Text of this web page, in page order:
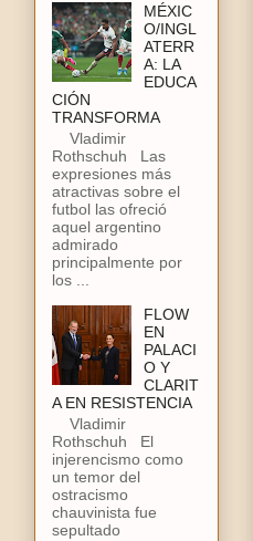
MÉXIC
O/INGL
ATERR
A: LA
EDUCA
CIÓN
TRANSFORMA
Vladimir
Rothschuh Las
expresiones más
atractivas sobre el
futbol las ofreció
aquel argentino
admirado
principalmente por
los ...
FLOW
EN
PALACI
O Y
CLARIT
A EN RESISTENCIA
Vladimir
Rothschuh El
injerencismo como
un temor del
ostracismo
chauvinista fue
sepultado